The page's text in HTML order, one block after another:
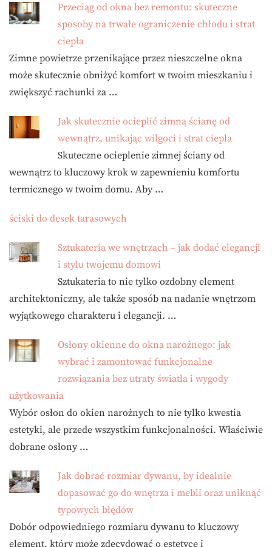
Przeciąg od okna bez remontu: skuteczne
sposoby na trwałe ograniczenie chłodu i strat
ciepła
Zimne powietrze przenikające przez nieszczelne okna
może skutecznie obniżyć komfort w twoim mieszkaniu i
zwiększyć rachunki za …
Jak skutecznie ocieplić zimną ścianę od
wewnątrz, unikając wilgoci i strat ciepła
Skuteczne ocieplenie zimnej ściany od
wewnątrz to kluczowy krok w zapewnieniu komfortu
termicznego w twoim domu. Aby …
ściski do desek tarasowych
Sztukateria we wnętrzach – jak dodać elegancji
i stylu twojemu domowi
Sztukateria to nie tylko ozdobny element
architektoniczny, ale także sposób na nadanie wnętrzom
wyjątkowego charakteru i elegancji. …
Osłony okienne do okna narożnego: jak
wybrać i zamontować funkcjonalne
rozwiązania bez utraty światła i wygody
użytkowania
Wybór osłon do okien narożnych to nie tylko kwestia
estetyki, ale przede wszystkim funkcjonalności. Właściwie
dobrane osłony …
Jak dobrać rozmiar dywanu, by idealnie
dopasować go do wnętrza i mebli oraz uniknąć
typowych błędów
Dobór odpowiedniego rozmiaru dywanu to kluczowy
element, który może zdecydować o estetyce i